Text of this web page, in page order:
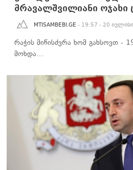
მრავალშვილიანი ოჯახი
MTISAMBEBI.GE - 19:57 - 20
რაჭის მიწისძვრა ხომ გახსოვთ -
მოხდა…